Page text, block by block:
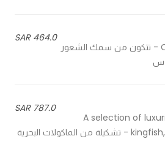
464.0 SAR
Contains shaaour fish, bermandi fish, large shrimp, kanaad slices, and salmon slices - تتكون من سمك الشعور
787.0 SAR
A selection of
kingfish, burgundy and shawar according to availability, served with rice, tahini and daqoos - تشكيلة من الماكولات البحرية